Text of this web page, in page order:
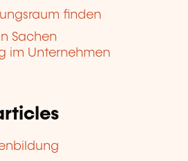
finden
Sachen
im Unternehmen